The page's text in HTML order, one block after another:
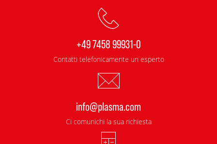
+49 7458 99931-0
Contatti telefonicamente un esperto
info@plasma.com
Ci comunichi la sua richiesta